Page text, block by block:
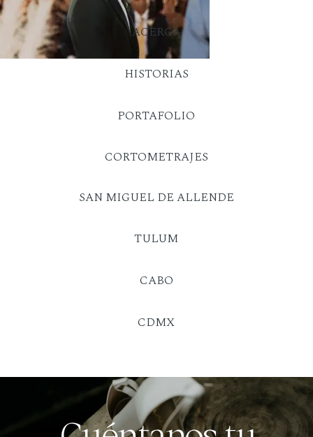
ACERCA
SAN MIGUEL DE ALLENDE
HISTORIAS
TULUM
PORTAFOLIO
CABO
CDMX
CORTOMETRAJES